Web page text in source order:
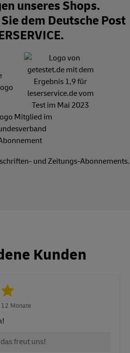
unseres Shops.
dem Deutsche Post
und Zeitungs-Abonnements.
Kunden
Monate
freut uns!